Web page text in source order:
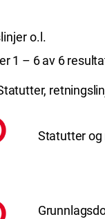
o.l.
1 – 6 av 6
Statutter og